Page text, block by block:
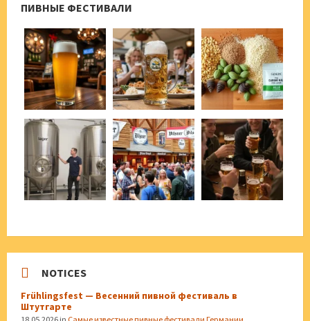
ПИВНЫЕ ФЕСТИВАЛИ
NOTICES
Frühlingsfest — Весенний пивной фестиваль в
Штутгарте